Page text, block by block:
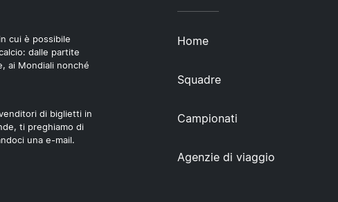
cui è possibile
dalle partite
ai Mondiali nonché
di biglietti in
ti preghiamo di
una e-mail.
Home
Squadre
Campionati
Agenzie di viaggio